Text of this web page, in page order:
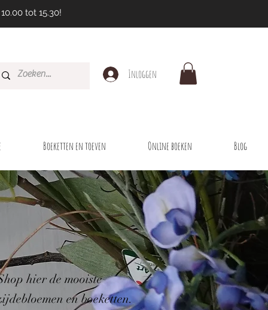
tot 15.30!
Inloggen
hier de mooiste
en boeketten.
Boeketten en toeven Online boeken Blog